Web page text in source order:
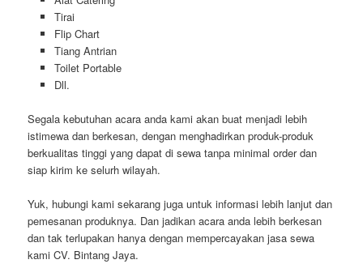
Tirai
Flip Chart
Tiang Antrian
Toilet Portable
Dll.
Segala kebutuhan acara anda kami akan buat menjadi lebih
istimewa dan berkesan, dengan menghadirkan produk-produk
berkualitas tinggi yang dapat di sewa tanpa minimal order dan
siap kirim ke selurh wilayah.
Yuk, hubungi kami sekarang juga untuk informasi lebih lanjut dan
pemesanan produknya. Dan jadikan acara anda lebih berkesan
dan tak terlupakan hanya dengan mempercayakan jasa sewa
kami CV. Bintang Jaya.